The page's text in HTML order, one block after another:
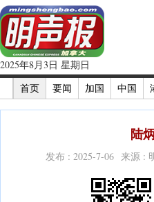
2025年8月3日 星期日
首页
要闻 加国 中国
陆
发布 : 2025-7-06 来源 :